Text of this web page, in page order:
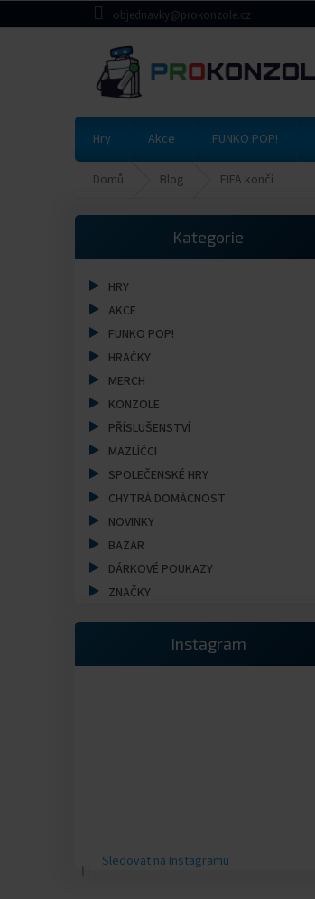
na
objednavky@prokonzole.cz
Hry Akce FUNKO POP!
Domů Blog FIFA končí
Přeskočit
Kategorie
HRY
AKCE
FUNKO POP!
HRAČKY
MERCH
KONZOLE
PŘÍSLUŠENSTVÍ
MAZLÍČCI
SPOLEČENSKÉ HRY
CHYTRÁ DOMÁCNOST
NOVINKY
BAZAR
DÁRKOVÉ POUKAZY
ZNAČKY
Instagram
Sledovat na Instagramu